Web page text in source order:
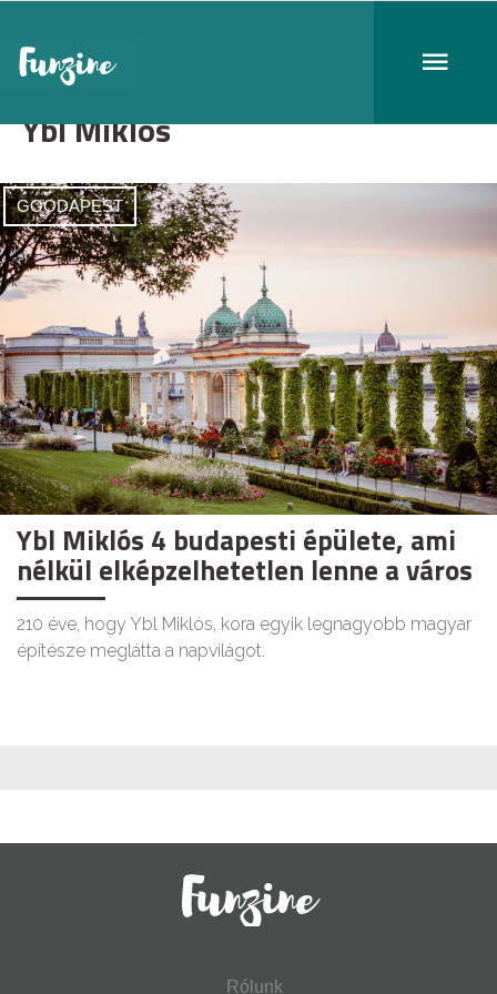
Ybl Miklós
GOODAPEST
Ybl Miklós 4 budapesti épülete, ami
nélkül elképzelhetetlen lenne a város
210 éve, hogy Ybl Miklós, kora egyik legnagyobb magyar
építésze meglátta a napvilágot.
Rólunk